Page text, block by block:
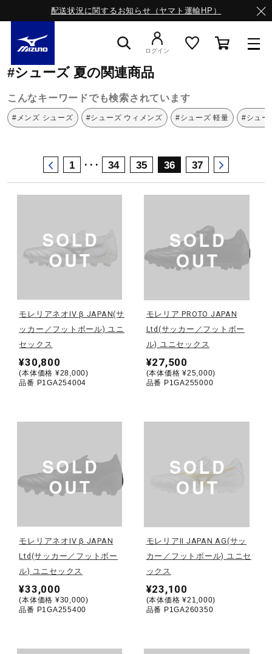
配送状況に関するお知らせ（ヤマト運輸HP）
ライフスタイルウエア
ランニング
トレーニング
ゴルフ
テニス／ソフトテニス
バドミントン
陸上競技
ログイン
ミズノ公式オンライン
#シューズ 夏の関連商品
こんなキーワードでも検索されています
#メンズ シューズ #シューズ ウィメンズ #シューズ 軽量 #シュー
1 ･･･ 34 35 36 37
モレリアネオIV β JAPAN(サ
ッカー／フットボール) ユニ
セックス
¥30,800
(本体価格 ¥28,000)
品番 P1GA254004
モレリア PROTO JAPAN
Ltd(サッカー／フットボー
ル) ユニセックス
¥27,500
(本体価格 ¥25,000)
品番 P1GA255000
モレリアネオIV β JAPAN
Ltd(サッカー／フットボー
ル) ユニセックス
¥33,000
(本体価格 ¥30,000)
品番 P1GA255400
モレリアII JAPAN AG(サッ
カー／フットボール) ユニセ
ックス
¥23,100
(本体価格 ¥21,000)
品番 P1GA260350